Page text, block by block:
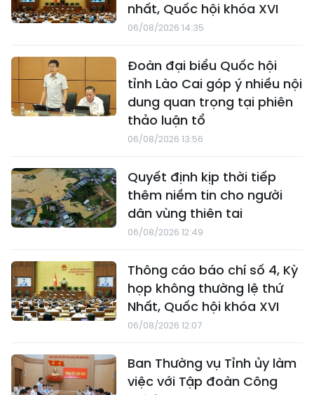
nhất, Quốc hội khóa XVI
06/08/2026 14:35
Đoàn đại biểu Quốc hội
tỉnh Lào Cai góp ý nhiều nội
dung quan trọng tại phiên
thảo luận tổ
06/08/2026 13:56
Quyết định kịp thời tiếp
thêm niềm tin cho người
dân vùng thiên tai
06/08/2026 12:49
Thông cáo báo chí số 4, Kỳ
họp không thường lệ thứ
Nhất, Quốc hội khóa XVI
06/08/2026 12:07
Ban Thường vụ Tỉnh ủy làm
việc với Tập đoàn Công